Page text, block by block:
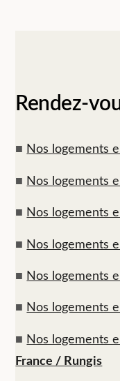
Rendez-
■ Nos logements
■ Nos logements
■ Nos logements
■ Nos logements
■ Nos logements
■ Nos logements
■ Nos logements
France / Rungis